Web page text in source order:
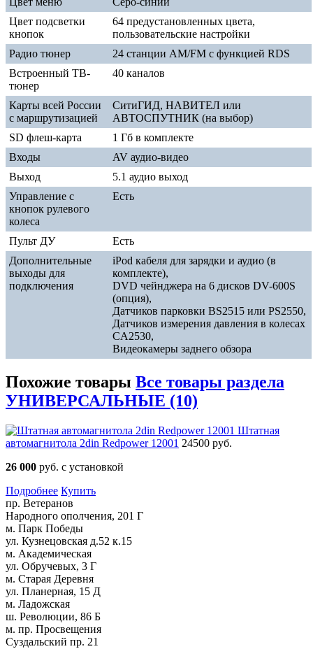
Цвет подсветки
кнопок
64 предустановленных цвета,
пользовательские настройки
Радио тюнер
24 станции AM/FM с функцией RDS
Встроенный ТВ-
тюнер
40 каналов
Карты всей России
с маршрутизацией
СитиГИД, НАВИТЕЛ или
АВТОСПУТНИК (на выбор)
SD флеш-карта
1 Гб в комплекте
Входы
AV аудио-видео
Выход
5.1 аудио выход
Управление с
кнопок рулевого
колеса
Есть
Пульт ДУ
Есть
Дополнительные
выходы для
подключения
iPod кабеля для зарядки и аудио (в
комплекте),
DVD чейнджера на 6 дисков DV-600S
(опция),
Датчиков парковки BS2515 или PS2550,
Датчиков измерения давления в колесах
CA2530,
Видеокамеры заднего обзора
Похожие товары Все товары раздела
УНИВЕРСАЛЬНЫЕ (10)
Штатная
автомагнитола 2din Redpower 12001 24500 руб.
26 000 руб. с установкой
Подробнее Купить
пр. Ветеранов
Народного ополчения, 201 Г
м. Парк Победы
ул. Кузнецовская д.52 к.15
м. Академическая
ул. Обручевых, 3 Г
м. Старая Деревня
ул. Планерная, 15 Д
м. Ладожская
ш. Революции, 86 Б
м. пр. Просвещения
Суздальский пр. 21